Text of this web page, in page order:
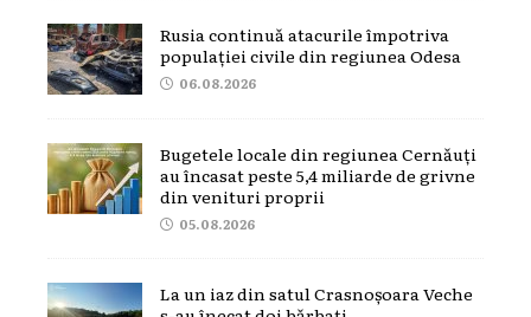
Rusia continuă atacurile împotriva
populației civile din regiunea Odesa
06.08.2026
Bugetele locale din regiunea Cernăuți
au încasat peste 5,4 miliarde de grivne
din venituri proprii
05.08.2026
La un iaz din satul Crasnoșoara Veche